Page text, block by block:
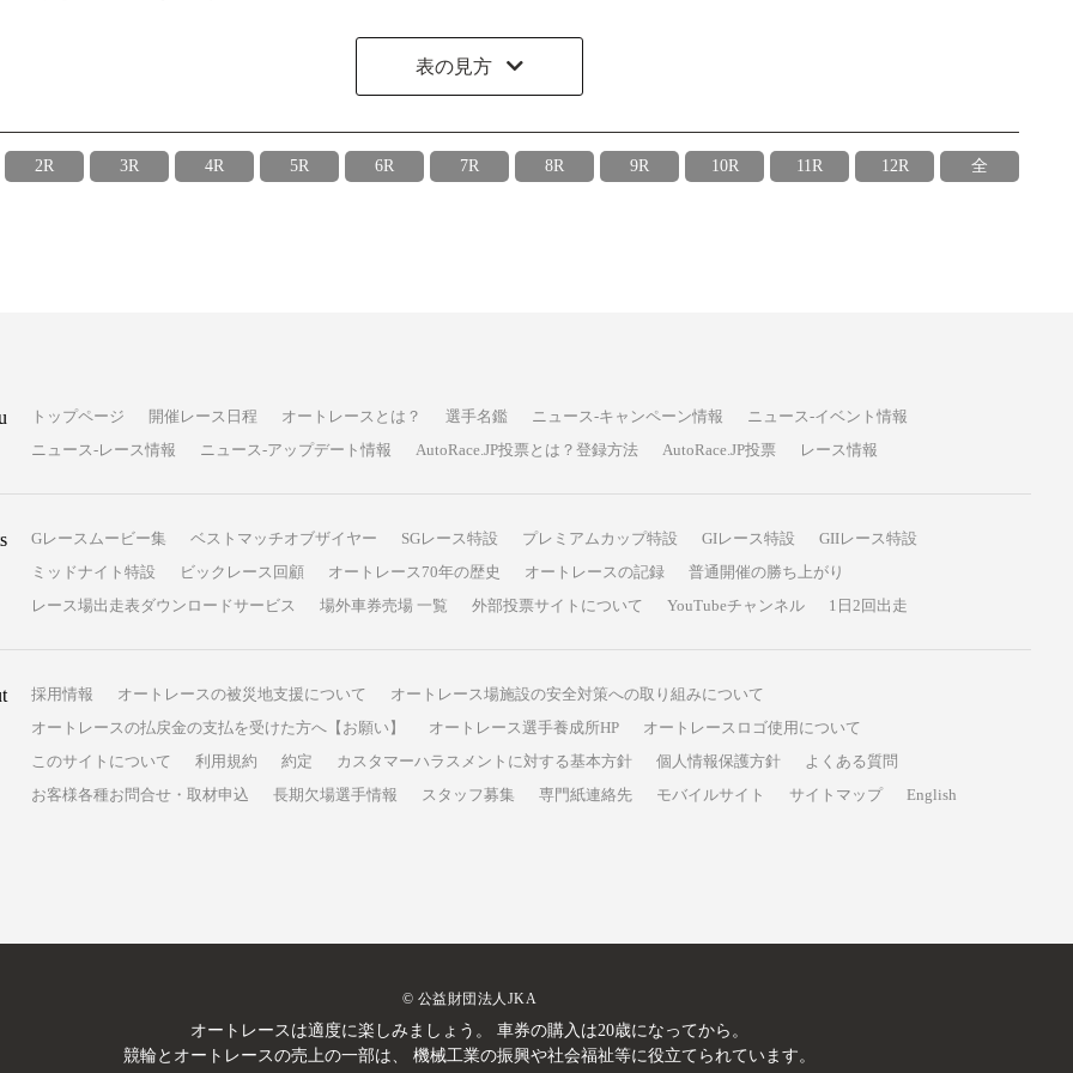
表の見方
2R 3R 4R 5R 6R 7R 8R 9R 10R 11R 12R 全
トップページ 開催レース日程 オートレースとは？ 選手名鑑 ニュース-キャンペーン情報
ニュース-イベント情報
ニュース-レース情報
ニュース-アップデート情報 AutoRace.JP投票とは？登録方法 AutoRace.JP投票 レース情報
Gレースムービー集 ベストマッチオブザイヤー SGレース特設 プレミアムカップ特設 GIレース特設
GIIレース特設
ミッドナイト特設
ビックレース回顧 オートレース70年の歴史 オートレースの記録
普通開催の勝ち上がり
レース場出走表ダウンロードサービス
場外車券売場 一覧 外部投票サイトについて YouTubeチャンネル 1日2回出走
採用情報 オートレースの被災地支援について
オートレース場施設の安全対策への取り組みについて
オートレースの払戻金の支払を受けた方へ【お願い】
オートレース選手養成所HP
オートレースロゴ使用について
このサイトについて
利用規約 約定 カスタマーハラスメントに対する基本方針 個人情報保護方針
よくある質問
お客様各種お問合せ・取材申込
長期欠場選手情報 スタッフ募集 専門紙連絡先 モバイルサイト サイトマップ English
© 公益財団法人JKA
オートレースは適度に楽しみましょう。
車券の購入は20歳になってから。
競輪とオートレースの売上の一部は、
機械工業の振興や社会福祉等に役立てられています。